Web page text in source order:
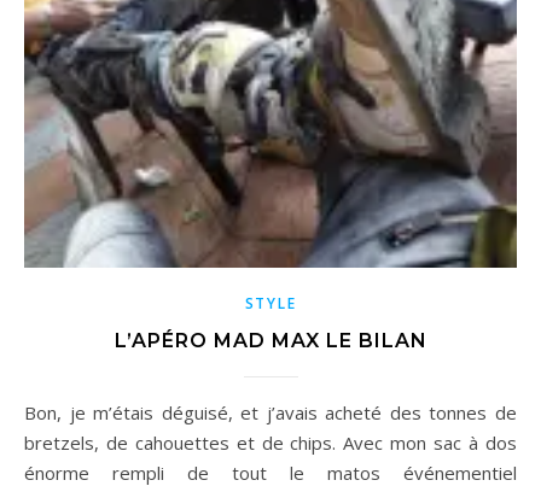
STYLE
L’APÉRO MAD MAX LE BILAN
Bon, je m’étais déguisé, et j’avais acheté des tonnes de
bretzels, de cahouettes et de chips. Avec mon sac à dos
énorme rempli de tout le matos événementiel